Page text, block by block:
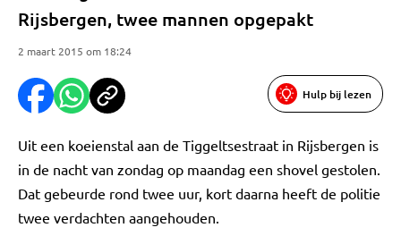
Rijsbergen, twee mannen opgepakt
2 maart 2015 om 18:24
Hulp bij lezen
Uit een koeienstal aan de Tiggeltsestraat in Rijsbergen is
in de nacht van zondag op maandag een shovel gestolen.
Dat gebeurde rond twee uur, kort daarna heeft de politie
twee verdachten aangehouden.